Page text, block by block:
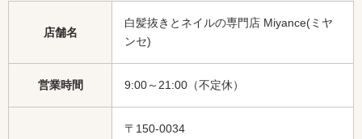
店舗名
白髪抜きとネイルの専門店 Miyance(ミヤ
ンセ)
営業時間 9:00～21:00（不定休）
〒150-0034